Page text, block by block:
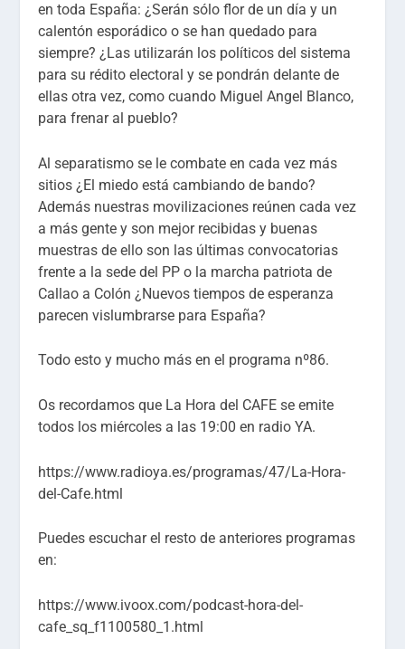
en toda España: ¿Serán sólo flor de un día y un
calentón esporádico o se han quedado para
siempre? ¿Las utilizarán los políticos del sistema
para su rédito electoral y se pondrán delante de
ellas otra vez, como cuando Miguel Angel Blanco,
para frenar al pueblo?
Al separatismo se le combate en cada vez más
sitios ¿El miedo está cambiando de bando?
Además nuestras movilizaciones reúnen cada vez
a más gente y son mejor recibidas y buenas
muestras de ello son las últimas convocatorias
frente a la sede del PP o la marcha patriota de
Callao a Colón ¿Nuevos tiempos de esperanza
parecen vislumbrarse para España?
Todo esto y mucho más en el programa nº86.
Os recordamos que La Hora del CAFE se emite
todos los miércoles a las 19:00 en radio YA.
https://www.radioya.es/programas/47/La-Hora-
del-Cafe.html
Puedes escuchar el resto de anteriores programas
en:
https://www.ivoox.com/podcast-hora-del-
cafe_sq_f1100580_1.html